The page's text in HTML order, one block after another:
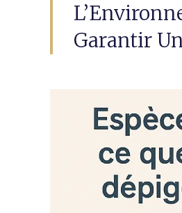
Garantir